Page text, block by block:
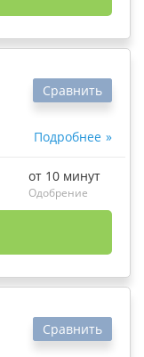
Подробнее
Сравнить
от 10 минут
Одобрение
Сравнить